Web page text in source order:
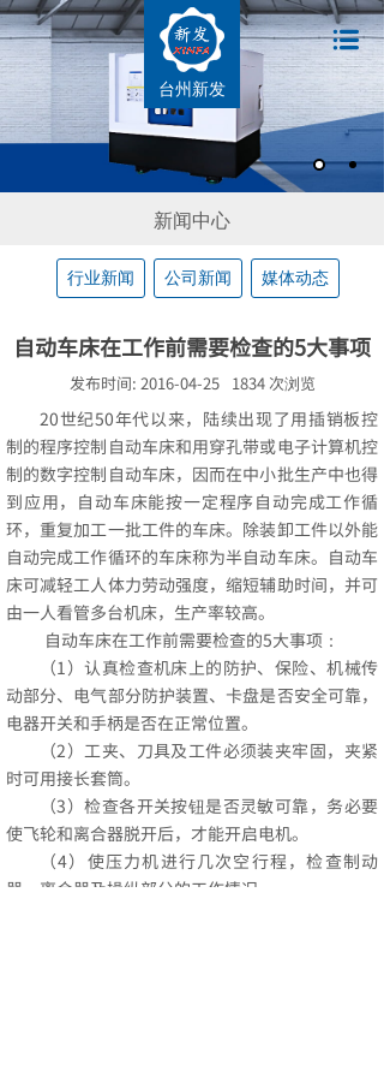
台州新发
新闻中心
行业新闻 公司新闻 媒体动态
自动车床在工作前需要检查的5大事项
发布时间: 2016-04-25 1834 次浏览
20世纪50年代以来，陆续出现了用插销板控
制的程序控制自动车床和用穿孔带或电子计算机控
制的数字控制自动车床，因而在中小批生产中也得
到应用，自动车床能按一定程序自动完成工作循
环，重复加工一批工件的车床。除装卸工件以外能
自动完成工作循环的车床称为半自动车床。自动车
床可减轻工人体力劳动强度，缩短辅助时间，并可
由一人看管多台机床，生产率较高。
自动车床在工作前需要检查的5大事项：
（1）认真检查机床上的防护、保险、机械传
动部分、电气部分防护装置、卡盘是否安全可靠，
电器开关和手柄是否在正常位置。
（2）工夹、刀具及工件必须装夹牢固，夹紧
时可用接长套筒。
（3）检查各开关按钮是否灵敏可靠，务必要
使飞轮和离合器脱开后，才能开启电机。
（4）使压力机进行几次空行程，检查制动
器，离合器及操纵部分的工作情况。